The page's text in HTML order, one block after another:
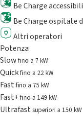
Be Charge
Be Charge ospitate
Altri operatori
Potenza
Slowfino a 7 kW
Quickfino a 22 kW
Fastfino a 75 kW
Fast+fino a 149 kW
Ultrafast superiori a 150 kW